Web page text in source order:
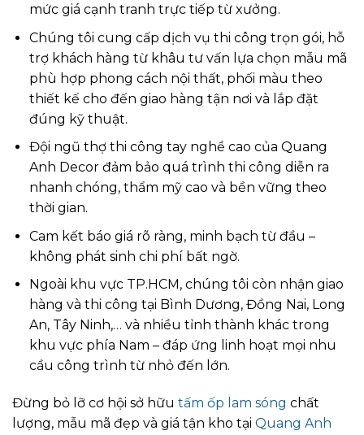
mức giá cạnh tranh trực tiếp từ xưởng.
Chúng tôi cung cấp dịch vụ thi công trọn gói, hỗ
trợ khách hàng từ khâu tư vấn lựa chọn mẫu mã
phù hợp phong cách nội thất, phối màu theo
thiết kế cho đến giao hàng tận nơi và lắp đặt
đúng kỹ thuật.
Đội ngũ thợ thi công tay nghề cao của Quang
Anh Decor đảm bảo quá trình thi công diễn ra
nhanh chóng, thẩm mỹ cao và bền vững theo
thời gian.
Cam kết báo giá rõ ràng, minh bạch từ đầu –
không phát sinh chi phí bất ngờ.
Ngoài khu vực TP.HCM, chúng tôi còn nhận giao
hàng và thi công tại Bình Dương, Đồng Nai, Long
An, Tây Ninh,… và nhiều tỉnh thành khác trong
khu vực phía Nam – đáp ứng linh hoạt mọi nhu
cầu công trình từ nhỏ đến lớn.
Đừng bỏ lỡ cơ hội sở hữu tấm ốp lam sóng chất
lượng, mẫu mã đẹp và giá tận kho tại Quang Anh